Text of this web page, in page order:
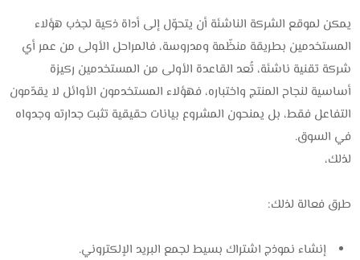
يمكن لموقع الشركة الناشئة أن يتحوّل إلى أداة ذكية لجذب هؤلاء
المستخدمين بطريقة منظّمة ومدروسة، فالمراحل الأولى من عمر أي
شركة تقنية ناشئة، تُعد القاعدة الأولى من المستخدمين ركيزة
أساسية لنجاح المنتج واختباره، فهؤلاء المستخدمون الأوائل لا يقدّمون
التفاعل فقط، بل يمنحون المشروع بيانات حقيقية تثبت جدارته وجدواه
في السوق.
لذلك،
طرق فعالة لذلك:
إنشاء نموذج اشتراك بسيط لجمع البريد الإلكتروني.